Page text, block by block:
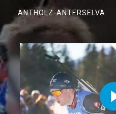
ANTHOLZ-ANTERSELVA